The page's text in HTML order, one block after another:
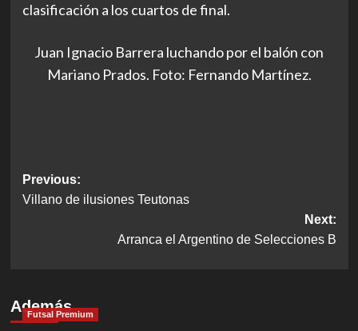
clasificación a los cuartos de final.
Juan Ignacio Barrera luchando por el balón con
Mariano Prados. Foto: Fernando Martínez.
Post
navigation
Previous:
Villano de ilusiones Teutonas
Next:
Arranca el Argentino de Selecciones B
Además
Futsal Premium